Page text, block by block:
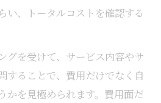
い、トータルコストを確認する
グを受けて、サービス内容やサ
することで、費用だけでなく自
かを見極められます。費用面だ